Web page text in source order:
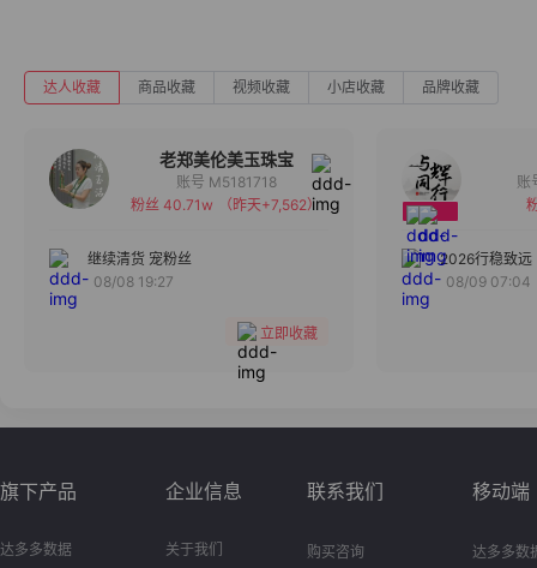
达人收藏 商品收藏 视频收藏 小店收藏 品牌收藏
老郑美伦美玉珠宝
备注
账号 M5181718
粉丝 40.71w
（昨天+7,562）
继续清货 宠粉丝
08/08 19:27
立即收藏
2026行稳致远
08/09 07:04
旗下产品
达多多数据
企业信息
关于我们
联系我们
购买咨询
移动端
达多多数